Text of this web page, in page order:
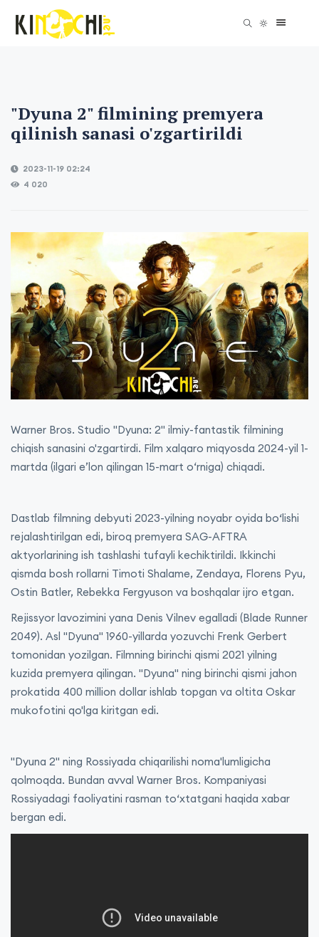
"Dyuna 2" filmining premyera
qilinish sanasi o'zgartirildi
2023-11-19 02:24
4 020
Warner Bros. Studio "Dyuna: 2" ilmiy-fantastik filmining
chiqish sanasini o'zgartirdi. Film xalqaro miqyosda 2024-yil 1-
martda (ilgari eʼlon qilingan 15-mart oʻrniga) chiqadi.
Dastlab filmning debyuti 2023-yilning noyabr oyida bo‘lishi
rejalashtirilgan edi, biroq premyera SAG-AFTRA
aktyorlarining ish tashlashi tufayli kechiktirildi. Ikkinchi
qismda bosh rollarni Timoti Shalame, Zendaya, Florens Pyu,
Ostin Batler, Rebekka Fergyuson va boshqalar ijro etgan.
Rejissyor lavozimini yana Denis Vilnev egalladi (Blade Runner
2049). Asl "Dyuna" 1960-yillarda yozuvchi Frenk Gerbert
tomonidan yozilgan. Filmning birinchi qismi 2021 yilning
kuzida premyera qilingan. "Dyuna" ning birinchi qismi jahon
prokatida 400 million dollar ishlab topgan va oltita Oskar
mukofotini qo'lga kiritgan edi.
"Dyuna 2" ning Rossiyada chiqarilishi noma'lumligicha
qolmoqda. Bundan avval Warner Bros. Kompaniyasi
Rossiyadagi faoliyatini rasman to‘xtatgani haqida xabar
bergan edi.